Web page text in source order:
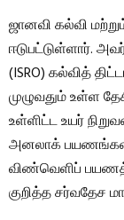
ஜானவி கல்வி
ஈடுபட்டுள்ளார்.
(ISRO) கல்வித்
முழுவதும் உள்ள
உள்ளிட்ட உயர்
அனலாக்
விண்வெளிப்
குறித்த சர்வதேச